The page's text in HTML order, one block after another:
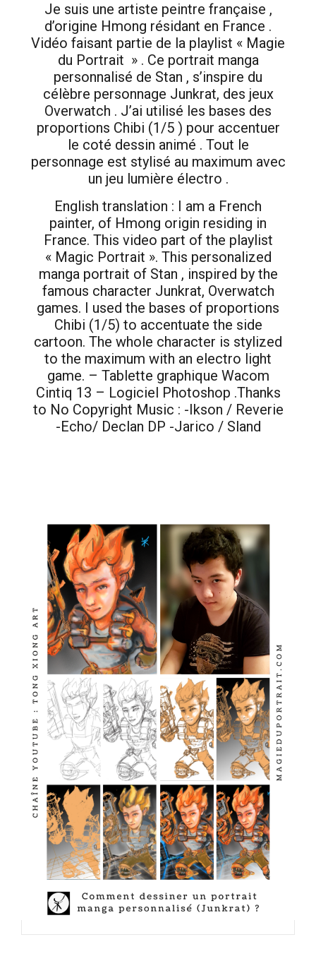
Je suis une artiste peintre française ,
d’origine Hmong résidant en France .
Vidéo faisant partie de la playlist « Magie
du Portrait » . Ce portrait manga
personnalisé de Stan , s’inspire du
célèbre personnage Junkrat, des jeux
Overwatch . J’ai utilisé les bases des
proportions Chibi (1/5 ) pour accentuer
le coté dessin animé . Tout le
personnage est stylisé au maximum avec
un jeu lumière électro .
English translation : I am a French
painter, of Hmong origin residing in
France. This video part of the playlist
« Magic Portrait ». This personalized
manga portrait of Stan , inspired by the
famous character Junkrat, Overwatch
games. I used the bases of proportions
Chibi (1/5) to accentuate the side
cartoon. The whole character is stylized
to the maximum with an electro light
game. – Tablette graphique Wacom
Cintiq 13 – Logiciel Photoshop .Thanks
to No Copyright Music : -Ikson / Reverie
-Echo/ Declan DP -Jarico / Sland